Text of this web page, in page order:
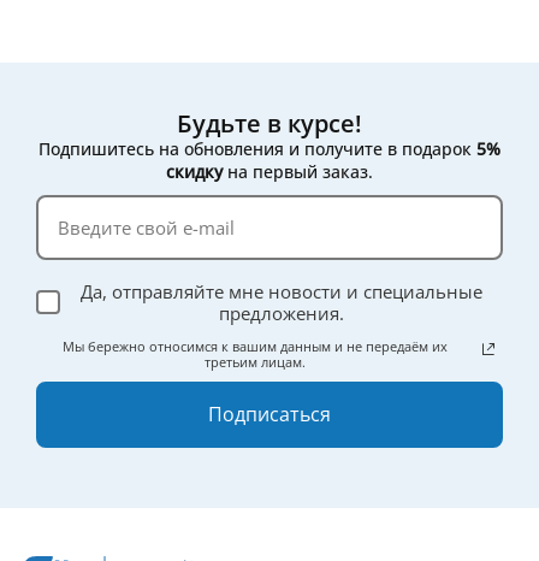
Будьте в курсе!
Подпишитесь на обновления и получите в подарок 5%
скидкуна первый заказ.
Да, отправляйте мне новости и специальные
предложения.
Мы бережно относимся к вашим данным и не передаём их
третьим лицам.
Подписаться